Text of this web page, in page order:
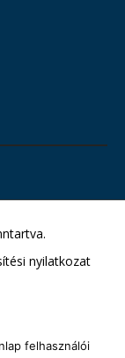
nyilatkozat
felhasználói